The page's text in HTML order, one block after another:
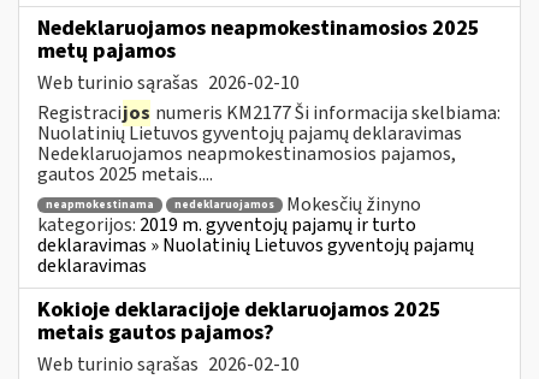
Nedeklaruojamos neapmokestinamosios 2025
metų pajamos
Web turinio sąrašas 2026-02-10
Registracijos numeris KM2177 Ši informacija skelbiama:
Nuolatinių Lietuvos gyventojų pajamų deklaravimas
Nedeklaruojamos neapmokestinamosios pajamos,
gautos 2025 metais....
neapmokestinama nedeklaruojamos
Mokesčių žinyno
kategorijos: 2019 m. gyventojų pajamų ir turto
deklaravimas » Nuolatinių Lietuvos gyventojų pajamų
deklaravimas
Kokioje deklaracijoje deklaruojamos 2025
metais gautos pajamos?
Web turinio sąrašas 2026-02-10